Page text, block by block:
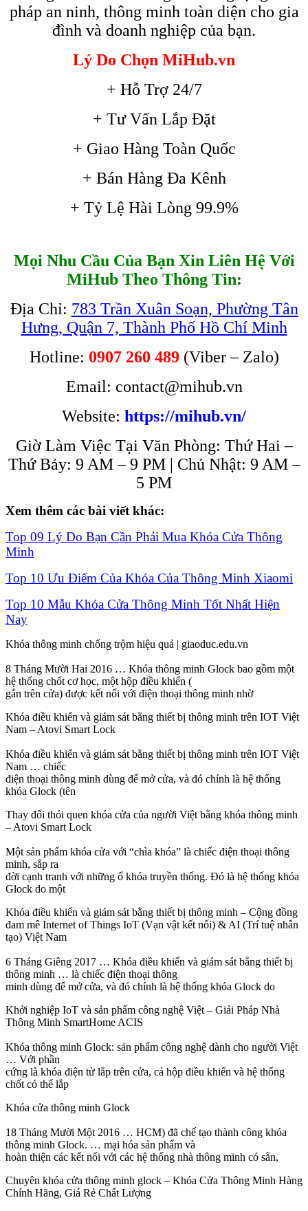
pháp an ninh, thông minh toàn diện cho gia
đình và doanh nghiệp của bạn.
Lý Do Chọn MiHub.vn
+ Hỗ Trợ 24/7
+ Tư Vấn Lắp Đặt
+ Giao Hàng Toàn Quốc
+ Bán Hàng Đa Kênh
+ Tỷ Lệ Hài Lòng 99.9%
Mọi Nhu Cầu Của Bạn Xin Liên Hệ Với
MiHub Theo Thông Tin:
Địa Chỉ: 783 Trần Xuân Soạn, Phường Tân
Hưng, Quận 7, Thành Phố Hồ Chí Minh
Hotline: 0907 260 489(Viber – Zalo)
Email: contact@mihub.vn
Website: https://mihub.vn/
Giờ Làm Việc Tại Văn Phòng: Thứ Hai –
Thứ Bảy: 9 AM – 9 PM | Chủ Nhật: 9 AM –
5 PM
Xem thêm các bài viết khác:
Top 09 Lý Do Bạn Cần Phải Mua Khóa Cửa Thông
Minh
Top 10 Ưu Điểm Của Khóa Của Thông Minh Xiaomi
Top 10 Mẫu Khóa Cửa Thông Minh Tốt Nhất Hiện
Nay
Khóa thông minh chống trộm hiệu quả | giaoduc.edu.vn
8 Tháng Mười Hai 2016 … Khóa thông minh Glock bao gồm một
hệ thống chốt cơ học, một hộp điều khiển (
gắn trên cửa) được kết nối với điện thoại thông minh nhờ
Khóa điều khiển và giám sát bằng thiết bị thông minh trên IOT Việt
Nam – Atovi Smart Lock
Khóa điều khiển và giám sát bằng thiết bị thông minh trên IOT Việt
Nam … chiếc
điện thoại thông minh dùng để mở cửa, và đó chính là hệ thống
khóa Glock (tên
Thay đổi thói quen khóa cửa của người Việt bằng khóa thông minh
– Atovi Smart Lock
Một sản phẩm khóa cửa với “chìa khóa” là chiếc điện thoại thông
minh, sắp ra
đời cạnh tranh với những ổ khóa truyền thống. Đó là hệ thống khóa
Glock do một
Khóa điều khiển và giám sát bằng thiết bị thông minh – Cộng đồng
đam mê Internet of Things IoT (Vạn vật kết nối) & AI (Trí tuệ nhân
tạo) Việt Nam
6 Tháng Giêng 2017 … Khóa điều khiển và giám sát bằng thiết bị
thông minh … là chiếc điện thoại thông
minh dùng để mở cửa, và đó chính là hệ thống khóa Glock do
Khởi nghiệp IoT và sản phẩm công nghệ Việt – Giải Pháp Nhà
Thông Minh SmartHome ACIS
Khóa thông minh Glock: sản phẩm công nghệ dành cho người Việt
… Với phần
cứng là khóa điện tử lắp trên cửa, cả hộp điều khiển và hệ thống
chốt có thể lắp
Khóa cửa thông minh Glock
18 Tháng Mười Một 2016 … HCM) đã chế tạo thành công khóa
thông minh Glock. … mại hóa sản phẩm và
hoàn thiện các kết nối với các hệ thống nhà thông minh có sẵn,
Chuyên khóa cửa thông minh glock – Khóa Cửa Thông Minh Hàng
Chính Hãng, Giá Rẻ Chất Lượng